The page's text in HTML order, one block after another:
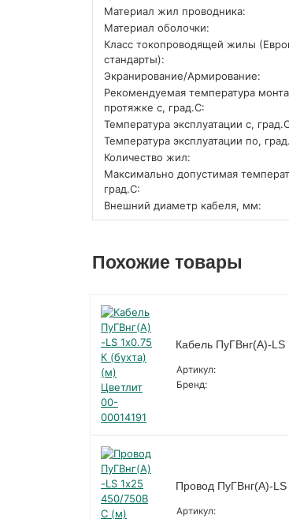
Материал жил проводника:
Материал оболочки:
Класс токопроводящей жилы
стандарты):
Экранирование/Армирование:
Рекомендуемая температура
протяжке с, град.C:
Температура эксплуатации с,
Температура эксплуатации по,
Количество жил:
Максимально допустимая
град.C:
Внешний диаметр кабеля, мм:
Похожие товары
Кабель ПуГВнг(A)-
Артикул:
Бренд:
Провод ПуГВнг(А)-
Артикул: